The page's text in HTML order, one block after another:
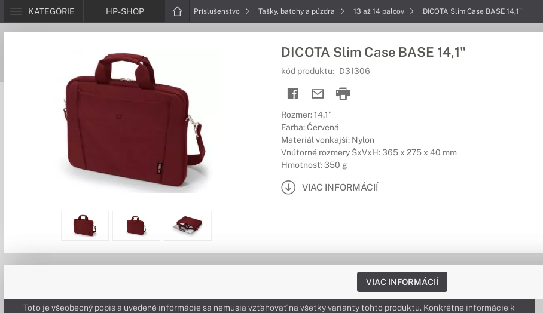
KATEGÓRIE HP-SHOP Príslušenstvo Tašky, batohy a púzdra 13 až 14 palcov DICOTA Slim Case BASE 14,1"
DICOTA Slim Case BASE 14,1"
kód produktu: D31306
Rozmer: 14,1"
Farba: Červená
Materiál vonkajší: Nylon
Vnútorné rozmery ŠxVxH: 365 x 275 x 40 mm
Hmotnosť: 350 g
VIAC INFORMÁCIÍ
VIAC INFORMÁCIÍ
Toto je všeobecný popis a uvedené informácie sa nemusia vzťahovať na všetky varianty tohto produktu. Konkrétne informácie k